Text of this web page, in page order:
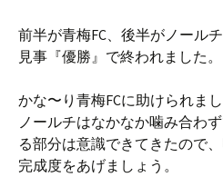
前半が青梅FC、後半がノール
見事『優勝』で終われました。
かな〜り青梅FCに助けられまし
ノールチはなかなか噛み合わ
る部分は意識できてきたので
完成度をあげましょう。